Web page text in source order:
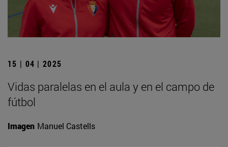
15 | 04 | 2025
Vidas paralelas en el aula y en el campo de
fútbol
Imagen Manuel Castells